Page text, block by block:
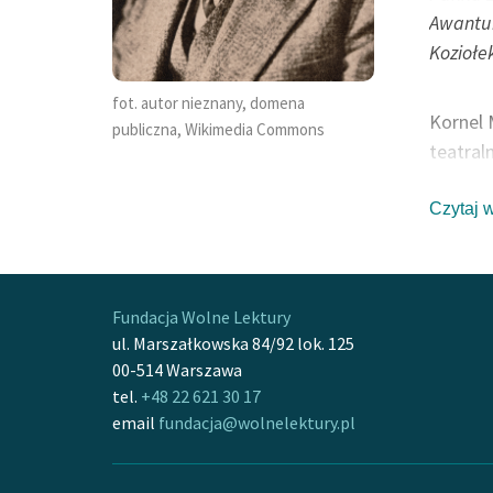
fot. autor nieznany, domena
publiczna, Wikimedia Commons
Kornel
także
Czytaj
Fundacja Wolne Lektury
ul. Marszałkowska 84/92 lok. 125
00-514 Warszawa
tel. +48 22 621 30 17
email fundacja@wolnelektury.pl